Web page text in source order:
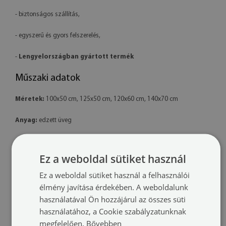
- biztonságos szállítás,
- egyszerű és gyors felszerelés,
- Lengyelországban gyártott termék
Műszaki adatok
Méretek: 100x50 cm, 125x50 cm, 120x60 cm, 140x70 cm
Anyag: edzett üveg
téglalap alakú
Felszerelés: a termék készen áll a felszerelésre. A csomag tartalmaz
professzionális polimer ragasztót is.
További információk:
Ez a weboldal sütiket használ
Ez a weboldal sütiket használ a felhasználói
élmény javítása érdekében. A weboldalunk
használatával Ön hozzájárul az összes süti
használatához, a Cookie szabályzatunknak
megfelelően. Bővebben